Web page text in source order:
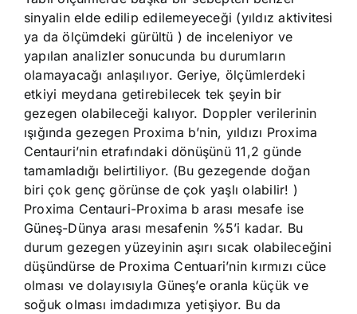
sinyalin elde edilip edilemeyeceği (yıldız aktivitesi
ya da ölçümdeki gürültü ) de inceleniyor ve
yapılan analizler sonucunda bu durumların
olamayacağı anlaşılıyor. Geriye, ölçümlerdeki
etkiyi meydana getirebilecek tek şeyin bir
gezegen olabileceği kalıyor. Doppler verilerinin
ışığında gezegen Proxima b’nin, yıldızı Proxima
Centauri’nin etrafındaki dönüşünü 11,2 günde
tamamladığı belirtiliyor. (Bu gezegende doğan
biri çok genç görünse de çok yaşlı olabilir! )
Proxima Centauri-Proxima b arası mesafe ise
Güneş-Dünya arası mesafenin %5’i kadar. Bu
durum gezegen yüzeyinin aşırı sıcak olabileceğini
düşündürse de Proxima Centuari’nin kırmızı cüce
olması ve dolayısıyla Güneş’e oranla küçük ve
soğuk olması imdadımıza yetişiyor. Bu da